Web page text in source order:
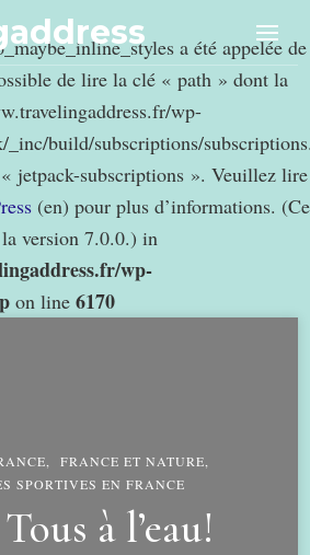
a été appelée de
de lire la clé « path » dont la
wp-
_inc/build/subscriptions/
jetpack-subscriptions ». Veuillez lire
(en) pour plus d’informations. (Ce
la version 7.0.0.) in
wp-
on line 6170
FRANCE ET NATURE
SPORTIVES EN FRANCE
à l’eau!